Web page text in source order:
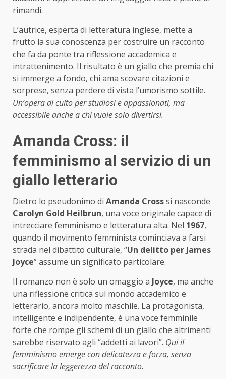
rimandi.
L’autrice, esperta di letteratura inglese, mette a
frutto la sua conoscenza per costruire un racconto
che fa da ponte tra riflessione accademica e
intrattenimento. Il risultato è un giallo che premia chi
si immerge a fondo, chi ama scovare citazioni e
sorprese, senza perdere di vista l’umorismo sottile.
Un’opera di culto per studiosi e appassionati, ma
accessibile anche a chi vuole solo divertirsi.
Amanda Cross: il
femminismo al servizio di un
giallo letterario
Dietro lo pseudonimo di Amanda Crosssi nasconde
Carolyn Gold Heilbrun, una voce originale capace di
intrecciare femminismo e letteratura alta. Nel 1967,
quando il movimento femminista cominciava a farsi
strada nel dibattito culturale, “Un delitto per James
Joyce” assume un significato particolare.
Il romanzo non è solo un omaggio a Joyce, ma anche
una riflessione critica sul mondo accademico e
letterario, ancora molto maschile. La protagonista,
intelligente e indipendente, è una voce femminile
forte che rompe gli schemi di un giallo che altrimenti
sarebbe riservato agli “addetti ai lavori”. Qui il
femminismo emerge con delicatezza e forza, senza
sacrificare la leggerezza del racconto.